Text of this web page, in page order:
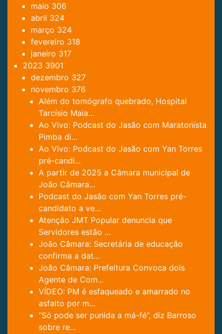
maio 306
abril 324
março 324
fevereiro 318
janeiro 317
2023 3901
dezembro 327
novembro 376
Além do tomógrafo quebrado, Hospital
Tarcísio Maia...
Ao Vivo: Podcast do Jasão com Maratonista
Pimba di...
Ao Vivo: Podcast do Jasão com Yan Torres
pré-candi...
A partir de 2025 a Câmara municipal de
João Câmara...
Podcast do Jasão com Yan Torres pré-
candidato a ve...
Atenção JMT Popular denuncia que
Servidores estão ...
João Câmara: Secretária de educação
confirma a dat...
João Câmara: Prefeitura Convoca dois
Agente de Com...
VÍDEO: PM é esfaqueado e amarrado no
asfalto por m...
“Só pode ser punida a má-fé”, diz Barroso
sobre re...